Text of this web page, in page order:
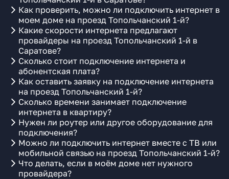
Как проверить, можно ли подключить интернет в
моем доме на проезд Топольчанский 1-й?
Какие скорости интернета предлагают
провайдеры на проезд Топольчанский 1-й в
Саратове?
Сколько стоит подключение интернета и
абонентская плата?
Как оставить заявку на подключение интернета
на проезд Топольчанский 1-й?
Сколько времени занимает подключение
интернета в квартиру?
Нужен ли роутер или другое оборудование для
подключения?
Можно ли подключить интернет вместе с ТВ или
мобильной связью на проезд Топольчанский 1-й?
Что делать, если в моём доме нет нужного
провайдера?